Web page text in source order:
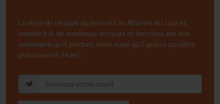
Le désir de l'équipe du journal Les Allumés du Jazz et,
semble-t-il, de nombreux lecteurs et lectrices, est non
seulement qu'il perdure, mais aussi qu'il puisse paraître
plus souvent. Hum !